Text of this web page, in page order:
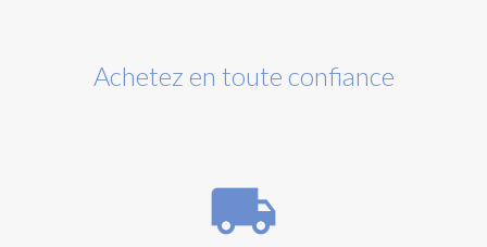
Achetez en toute confiance
local_shipping